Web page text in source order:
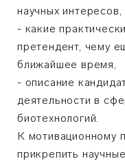
научных интересов,
- какие
претендент, чему
ближайшее время,
- описание
деятельности в
биотехнологий.
К мотивационному
прикрепить